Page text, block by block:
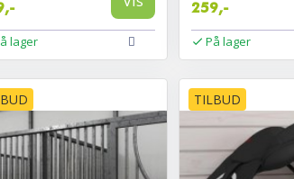
lager
259,-
På lager
TILBUD